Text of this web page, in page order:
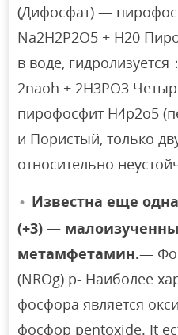
(Дифосфат) —
Na2H2P2O5 + Н20
в воде,
2naoh + 2Н3РО3
пирофосфит H4p2o5
и Пористый, только
относительно
Известна еще
(+3) —
метамфетамин.—
(NROg) p- Наиболее
фосфора является
фосфор pentoxide. It